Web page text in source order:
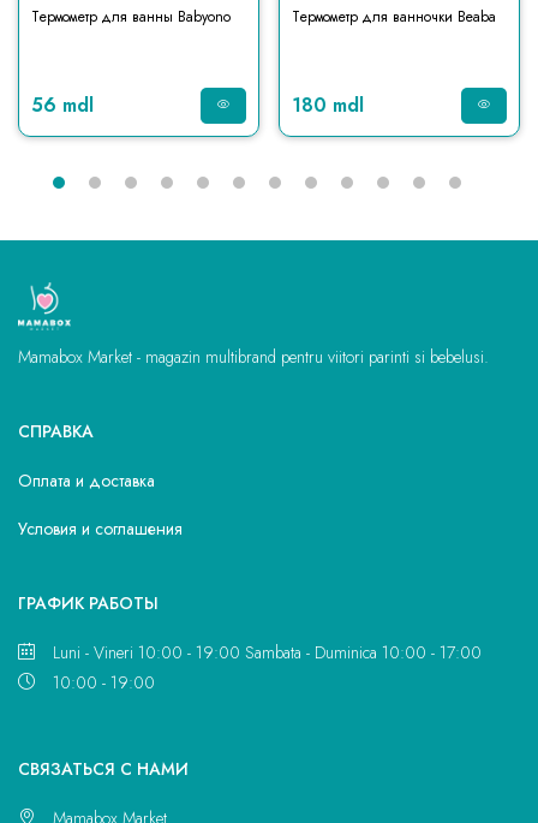
Термометр для ванны Babyono
56 mdl
Термометр для ванночки Beaba
180 mdl
Mamabox Market - magazin multibrand pentru viitori parinti si bebelusi.
СПРАВКА
Оплата и доставка
Условия и соглашения
ГРАФИК РАБОТЫ
Luni - Vineri 10:00 - 19:00 Sambata - Duminica 10:00 - 17:00
10:00 - 19:00
CВЯЗАТЬСЯ С НАМИ
Mamabox Market